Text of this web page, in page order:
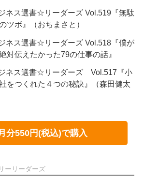
ネス選書☆リーダーズ Vol.519『無駄
ツボ』（おちまさと）
ネス選書☆リーダーズ Vol.518『僕が
対伝えたかった79の仕事の話』
ネス選書☆リーダーズ Vol.517『小
をつくれた４つの秘訣』（森田健太
分550円(税込)で購入
ーリーダーズ